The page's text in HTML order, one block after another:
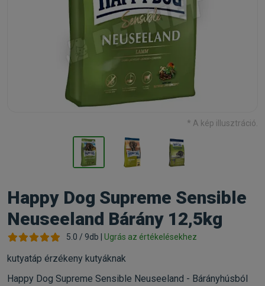
* A kép illusztráció.
Happy Dog Supreme Sensible
Neuseeland Bárány 12,5kg
5.0 / 9db | Ugrás az értékelésekhez
kutyatáp érzékeny kutyáknak
Happy Dog Supreme Sensible Neuseeland - Bárányhúsból